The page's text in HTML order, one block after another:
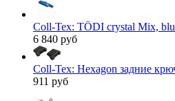
Coll-Tex: TÖDI crystal Mix,
6 840 руб
Coll-Tex: Hexagon задние
911 руб